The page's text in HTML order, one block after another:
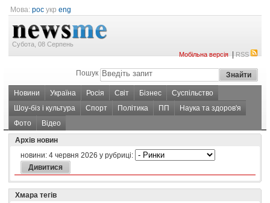
Мова: рос укр eng
Субота, 08 Серпень
Мобільна версія|RSS
Пошук
Новини Україна Росія Світ Бізнес
Суспільство
Шоу-біз і культура
Спорт Політика ПП
Наука та здоров'я
Фото
Відео
Архів новин
новини: 4 червня 2026 у рубриці:
Хмара тегів